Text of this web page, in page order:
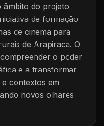
âmbito do projeto
de formação
de cinema para
de Arapiraca. O
o poder
e a transformar
e contextos em
novos olhares